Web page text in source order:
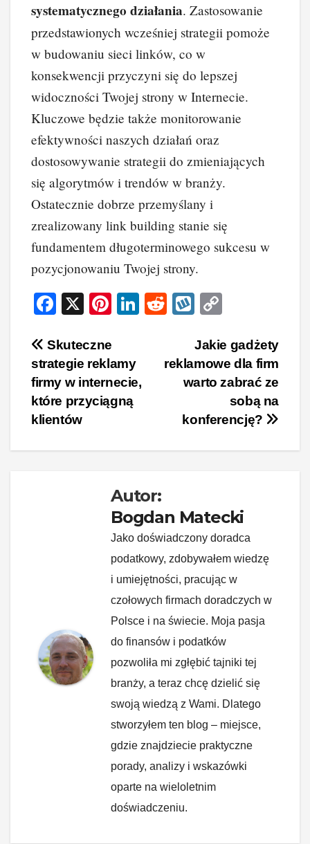
systematycznego działania. Zastosowanie
przedstawionych wcześniej strategii pomoże
w budowaniu sieci linków, co w
konsekwencji przyczyni się do lepszej
widoczności Twojej strony w Internecie.
Kluczowe będzie także monitorowanie
efektywności naszych działań oraz
dostosowywanie strategii do zmieniających
się algorytmów i trendów w branży.
Ostatecznie dobrze przemyślany i
zrealizowany link building stanie się
fundamentem długoterminowego sukcesu w
pozycjonowaniu Twojej strony.
F
c
e
b
o
k
X
Pi
e
st
Li
dI
R
di
W
o
p
p
y
Li
n
Nawigacja
wpisu
Jakie gadżety
reklamowe dla firm
warto zabrać ze
sobą na
konferencję?
Skuteczne
strategie reklamy
firmy w internecie,
które przyciągną
klientów
Autor:
Bogdan Matecki
Jako doświadczony doradca
podatkowy, zdobywałem wiedzę
i umiejętności, pracując w
czołowych firmach doradczych w
Polsce i na świecie. Moja pasja
do finansów i podatków
pozwoliła mi zgłębić tajniki tej
branży, a teraz chcę dzielić się
swoją wiedzą z Wami. Dlatego
stworzyłem ten blog – miejsce,
gdzie znajdziecie praktyczne
porady, analizy i wskazówki
oparte na wieloletnim
doświadczeniu.